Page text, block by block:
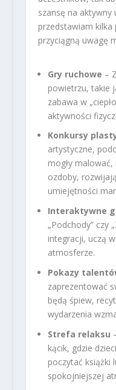
szansę na aktywny
przedstawiam
przyciągną uwagę
Gry ruchowe –
powietrzu, takie
zabawa w
aktywności
Konkursy
artystyczne,
mogły
ozdoby,
umiejętności
Interaktywne
„Podchody” czy
integracji, uczą
atmosferze.
Pokazy
zaprezentować
będą śpiew,
wydarzenia
Strefa relaksu
kącik, gdzie
poczytać książki
spokojniejszej